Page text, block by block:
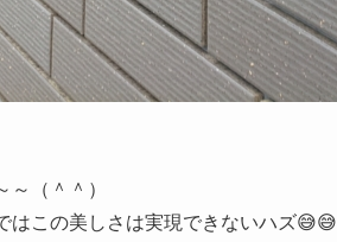
（＾＾）
はこの美しさは実現できないハズ😅😅